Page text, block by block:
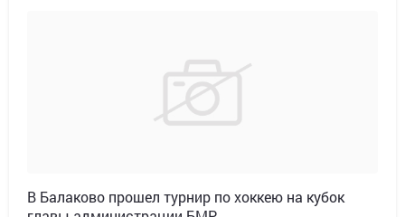
В Балаково прошел турнир по хоккею на кубок